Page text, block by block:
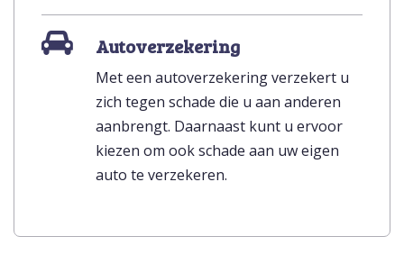
Autoverzekering
Met een autoverzekering verzekert u
zich tegen schade die u aan anderen
aanbrengt. Daarnaast kunt u ervoor
kiezen om ook schade aan uw eigen
auto te verzekeren.